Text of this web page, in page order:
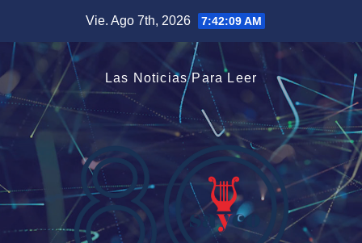
contenido
Vie. Ago 7th, 2026 7:42:10 AM
Las Noticias Para Leer